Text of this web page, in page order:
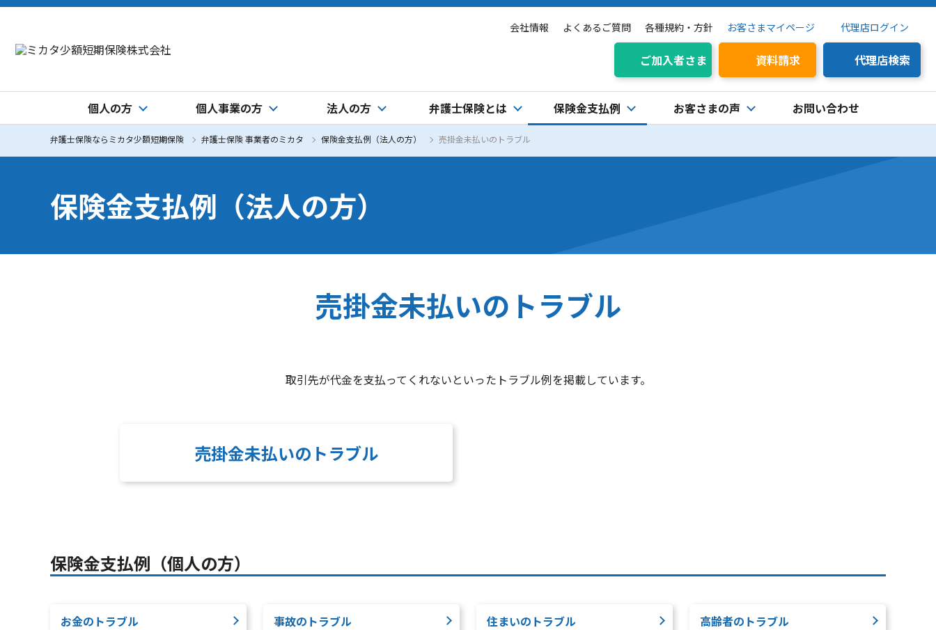
会社情報 よくあるご質問 各種規約・方針 お客さまマイページ 代理店ログイン
ご加入者さま 資料請求 代理店検索
個人の方 個人事業の方 法人の方 弁護士保険とは 保険金支払例 お客さまの声 お問い合わせ
弁護士保険ならミカタ少額短期保険 弁護士保険 事業者のミカタ 保険金支払例（法人の方） 売掛金未払いのトラブル
保険金支払例（法人の方）
売掛金未払いのトラブル
取引先が代金を支払ってくれないといったトラブル例を掲載しています。
売掛金未払いのトラブル
保険金支払例（個人の方）
お金のトラブル 事故のトラブル 住まいのトラブル 高齢者のトラブル